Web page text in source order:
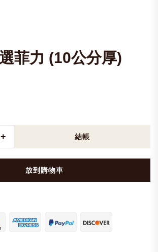
菲力 (10公分厚)
+ 結帳
放到購物車